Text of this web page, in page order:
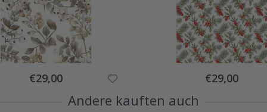
Special
Price
€29,00 Special
Price
€29,00
Andere kauften auch